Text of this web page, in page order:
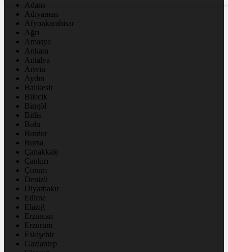
Adana
Adıyaman
Afyonkarahisar
Ağrı
Amasya
Ankara
Antalya
Artvin
Aydın
Balıkesir
Bilecik
Bingöl
Bitlis
Bolu
Burdur
Bursa
Çanakkale
Çankırı
Çorum
Denizli
Diyarbakır
Edirne
Elazığ
Erzincan
Erzurum
Eskişehir
Gaziantep